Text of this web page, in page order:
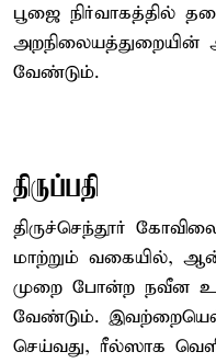
பூஜை நிர்வாகத்தில்
அறநிலையத்துறையின்
வேண்டும்.
திருப்பதி
திருச்செந்தூர்
மாற்றும் வகையில்,
முறை போன்ற நவீன
வேண்டும்.
செய்வது, ரீல்ஸாக